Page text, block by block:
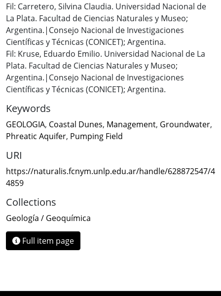
Fil: Carretero, Silvina Claudia. Universidad Nacional de
La Plata. Facultad de Ciencias Naturales y Museo;
Argentina.|Consejo Nacional de Investigaciones
Científicas y Técnicas (CONICET); Argentina.
Fil: Kruse, Eduardo Emilio. Universidad Nacional de La
Plata. Facultad de Ciencias Naturales y Museo;
Argentina.|Consejo Nacional de Investigaciones
Científicas y Técnicas (CONICET); Argentina.
Keywords
GEOLOGIA, Coastal Dunes, Management, Groundwater,
Phreatic Aquifer, Pumping Field
URI
https://naturalis.fcnym.unlp.edu.ar/handle/628872547/4
4859
Collections
Geología / Geoquímica
Full item page